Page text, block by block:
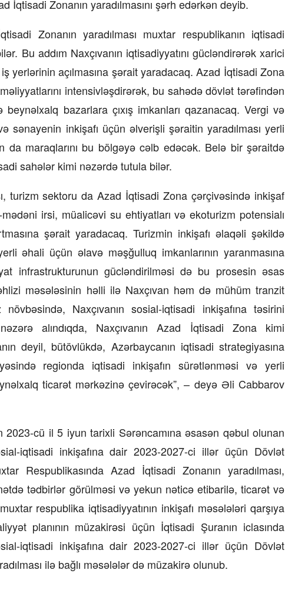
İqtisadi Zonanın yaradılmasını şərh edərkən deyib.
Zonanın yaradılması muxtar respublikanın iqtisadi
Bu addım Naxçıvanın iqtisadiyyatını gücləndirərək xarici
yerlərinin açılmasına şərait yaradacaq. Azad İqtisadi Zona
intensivləşdirərək, bu sahədə dövlət tərəfindən
bazarlara çıxış imkanları qazanacaq. Vergi və
sənayenin inkişafı üçün əlverişli şəraitin yaradılması yerli
da maraqlarını bu bölgəyə cəlb edəcək. Belə bir şəraitdə
sahələr kimi nəzərdə tutula bilər.
turizm sektoru da Azad İqtisadi Zona çərçivəsində inkişaf
irsi, müalicəvi su ehtiyatları və ekoturizm potensialı
şərait yaradacaq. Turizmin inkişafı əlaqəli şəkildə
əhali üçün əlavə məşğulluq imkanlarının yaranmasına
infrastrukturunun gücləndirilməsi də bu prosesin əsas
məsələsinin həlli ilə Naxçıvan həm də mühüm tranzit
Naxçıvanın sosial-iqtisadi inkişafına təsirini
alındıqda, Naxçıvanın Azad İqtisadi Zona kimi
deyil, bütövlükdə, Azərbaycanın iqtisadi strategiyasına
regionda iqtisadi inkişafın sürətlənməsi və yerli
ticarət mərkəzinə çevirəcək”, – deyə Əli Cabbarov
cü il 5 iyun tarixli Sərəncamına əsasən qəbul olunan
iqtisadi inkişafına dair 2023-2027-ci illər üçün Dövlət
Respublikasında Azad İqtisadi Zonanın yaradılması,
tədbirlər görülməsi və yekun nəticə etibarilə, ticarət və
respublika iqtisadiyyatının inkişafı məsələləri qarşıya
planının müzakirəsi üçün İqtisadi Şuranın iclasında
iqtisadi inkişafına dair 2023-2027-ci illər üçün Dövlət
ilə bağlı məsələlər də müzakirə olunub.
2024, 15:32
poeziyası –
05 Fevral 2024, 16:59
Niyə İlham Əliyev və ya 20
ilin tamamında 20 səbəb… –